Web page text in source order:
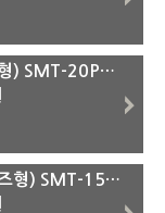
[스마토]아이드휠(데파콘형) SMT-20P외 SMT-20P
[스마토]아이드휠(볼노우즈형) SMT-15C외 SMT-40C